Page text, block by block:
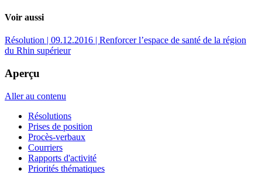
Voir aussi
Résolution | 09.12.2016 | Renforcer l’espace de santé de la région
du Rhin supérieur
Aperçu
Aller au contenu
Résolutions
Prises de position
Procès-verbaux
Courriers
Rapports d'activité
Priorités thématiques